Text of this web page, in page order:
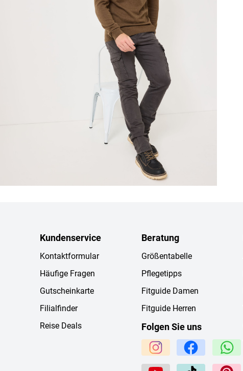
Kundenservice
Kontaktformular
Häufige Fragen
Gutscheinkarte
Filialfinder
Reise Deals
Beratung
Größentabelle
Pflegetipps
Fitguide Damen
Fitguide Herren
Folgen Sie uns